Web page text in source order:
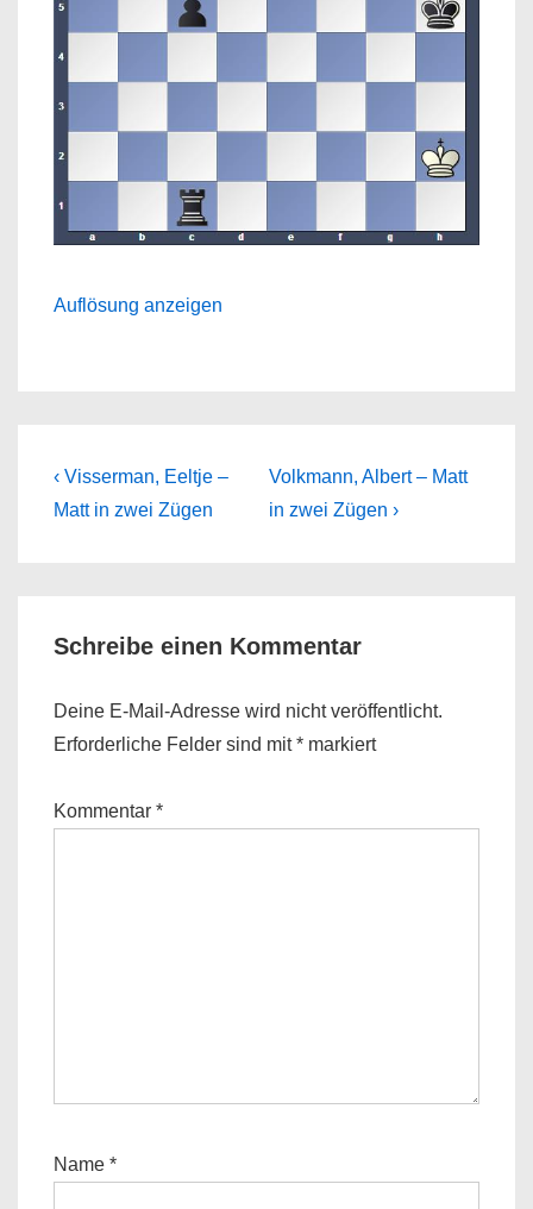
Auflösung anzeigen
Beitragsnavigation
Previous
Post
‹ Visserman, Eeltje –
Matt in zwei Zügen
Next
Post
Volkmann, Albert – Matt
in zwei Zügen ›
Schreibe einen Kommentar
Deine E-Mail-Adresse wird nicht veröffentlicht.
Erforderliche Felder sind mit* markiert
Kommentar *
Name *